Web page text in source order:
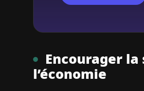
Encourager
l’économie